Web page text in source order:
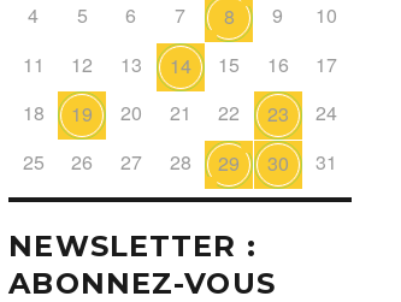
4
5 6 7 8 9
10
11
12 13 14 15 16
17
18
19 20 21 22 23
24
25
26 27 28 29 30 31
NEWSLETTER :
ABONNEZ-VOUS